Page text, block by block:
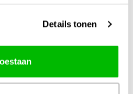
Details tonen